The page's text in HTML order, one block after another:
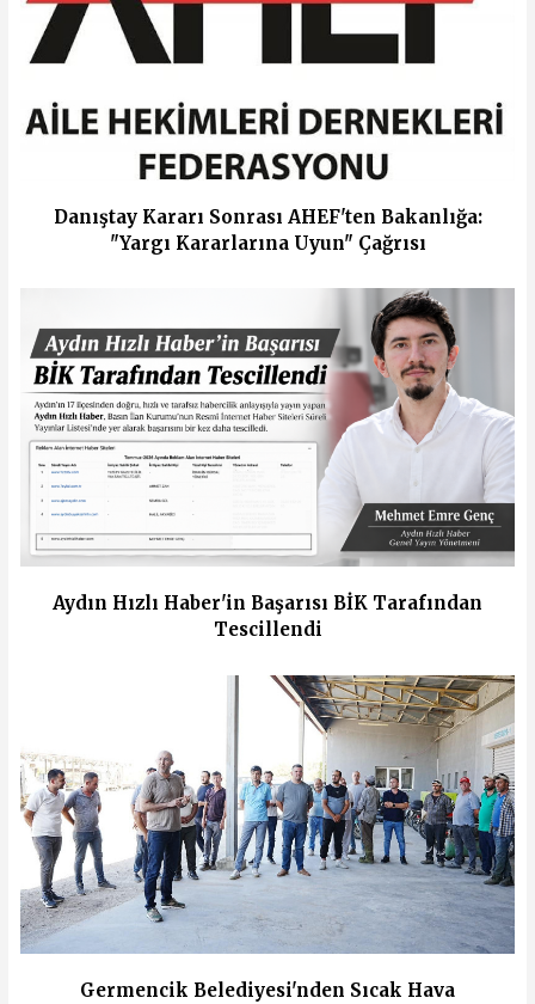
Danıştay Kararı Sonrası AHEF'ten Bakanlığa:
"Yargı Kararlarına Uyun" Çağrısı
Aydın Hızlı Haber'in Başarısı BİK Tarafından
Tescillendi
Germencik Belediyesi'nden Sıcak Hava